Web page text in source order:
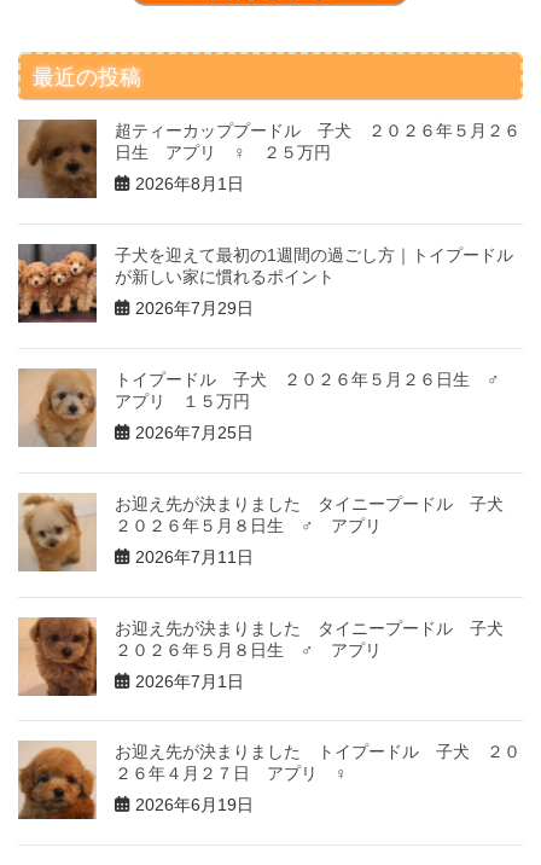
最近の投稿
超ティーカッププードル 子犬 ２０２６年５月２６
日生 アプリ ♀ ２５万円
2026年8月1日
子犬を迎えて最初の1週間の過ごし方｜トイプードル
が新しい家に慣れるポイント
2026年7月29日
トイプードル 子犬 ２０２６年５月２６日生 ♂
アプリ １５万円
2026年7月25日
お迎え先が決まりました タイニープードル 子犬
２０２６年５月８日生 ♂ アプリ
2026年7月11日
お迎え先が決まりました タイニープードル 子犬
２０２６年５月８日生 ♂ アプリ
2026年7月1日
お迎え先が決まりました トイプードル 子犬 ２０
２６年４月２７日 アプリ ♀
2026年6月19日